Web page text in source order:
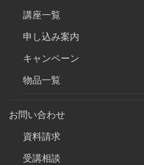
講座一覧
申し込み案内
キャンペーン
物品一覧
お問い合わせ
資料請求
受講相談